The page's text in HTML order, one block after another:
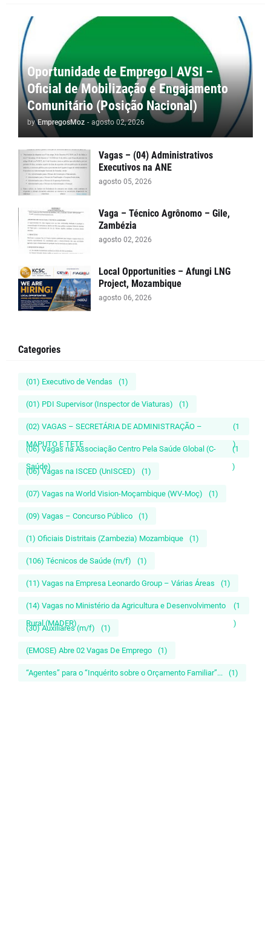
Oportunidade de Emprego | AVSI –
Oficial de Mobilização e Engajamento
Comunitário (Posição Nacional)
by EmpregosMoz - agosto 02, 2026
Vagas – (04) Administrativos
Executivos na ANE
agosto 05, 2026
Vaga – Técnico Agrônomo – Gile,
Zambézia
agosto 02, 2026
Local Opportunities – Afungi LNG
Project, Mozambique
agosto 06, 2026
Categories
(01) Executivo de Vendas (1)
(01) PDI Supervisor (Inspector de Viaturas) (1)
(02) VAGAS – SECRETÁRIA DE ADMINISTRAÇÃO –
MAPUTO E TETE
(1
)
(06) Vagas na Associação Centro Pela Saúde Global (C-
Saúde)
(1
)
(06) Vagas na ISCED (UnISCED) (1)
(07) Vagas na World Vision-Moçambique (WV-Moç) (1)
(09) Vagas – Concurso Público (1)
(1) Oficiais Distritais (Zambezia) Mozambique (1)
(106) Técnicos de Saúde (m/f) (1)
(11) Vagas na Empresa Leonardo Group – Várias Áreas (1)
(14) Vagas no Ministério da Agricultura e Desenvolvimento
Rural (MADER)
(1
)
(30) Auxiliares (m/f) (1)
(EMOSE) Abre 02 Vagas De Emprego (1)
“Agentes” para o “Inquérito sobre o Orçamento Familiar”... (1)